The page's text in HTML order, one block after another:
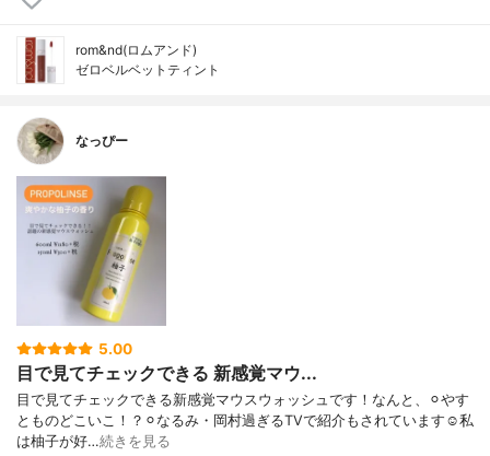
rom&nd(ロムアンド)
ゼロベルベットティント
なっぴー
5.00
目で見てチェックできる 新感覚マウ...
目で見てチェックできる新感覚マウスウォッシュです！なんと、⚪︎やす
とものどこいこ！？⚪︎なるみ・岡村過ぎるTVで紹介もされています☺︎私
は柚子が好…続きを見る